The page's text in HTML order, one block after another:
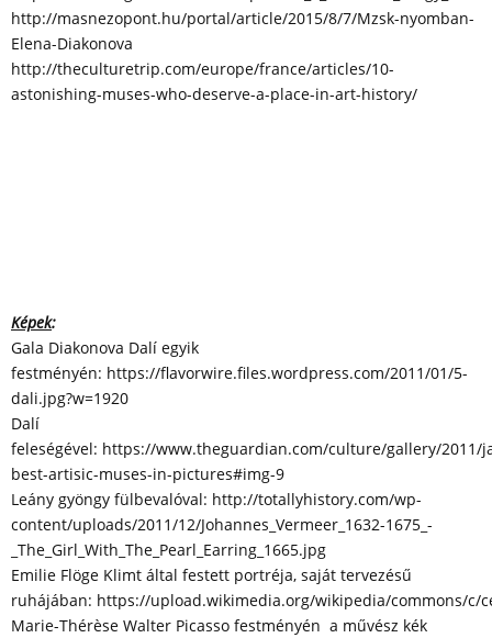
http://masnezopont.hu/portal/article/2015/8/7/Mzsk-nyomban-
Elena-Diakonova
http://theculturetrip.com/europe/france/articles/10-
astonishing-muses-who-deserve-a-place-in-art-history/
Képek:
Gala Diakonova Dalí egyik
festményén: https://flavorwire.files.wordpress.com/2011/01/5-
dali.jpg?w=1920
Dalí
feleségével: https://www.theguardian.com/culture/gallery/2011/
best-artisic-muses-in-pictures#img-9
Leány gyöngy fülbevalóval: http://totallyhistory.com/wp-
content/uploads/2011/12/Johannes_Vermeer_1632-1675_-
_The_Girl_With_The_Pearl_Earring_1665.jpg
Emilie Flöge Klimt által festett portréja, saját tervezésű
ruhájában: https://upload.wikimedia.org/wikipedia/commons/c/
Marie-Thérèse Walter Picasso festményén a művész kék